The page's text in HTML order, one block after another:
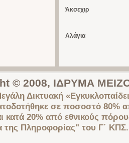
Άκσεχιρ
Αλάγια
© 2008, ΙΔΡΥΜΑ
Δικτυακή
σε ποσοστό 80%
κατά 20% από εθνικούς
της Πληροφορίας" του Γ΄ ΚΠΣ.